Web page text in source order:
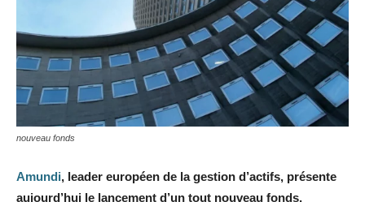
nouveau fonds
Amundi, leader européen de la gestion d’actifs, présente
aujourd’hui le lancement d’un tout nouveau fonds,